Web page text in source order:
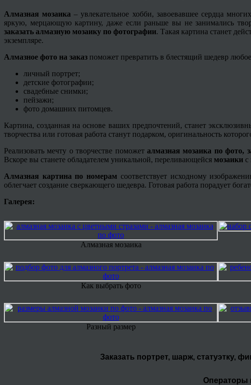
Алмазная мозаика – увлекательное хобби, завоевавшее сердца
яркую, мерцающую картину, даже если раньше вы не занимались
заказать алмазную мозаику по фотографии. Такая картина станет
экземпляре.
Алмазное фото на заказ поможет превратить в блестящий шедевр
личный портрет;
детские фотографии;
свадебные снимки;
пейзажи;
фото домашних питомцев.
Картина, созданная на основе ваших предпочтений, станет
творчества или готовая работа станут подарком, оригинальность
Реализовать мечту о творчестве поможеталмазная мозаика по фото,
Вскоре вы станете обладателем уникальной, переливающейся мозаики с
Алмазная картина по номерам соответствует исходному
облегчает создание сверкающего шедевра. Готовая работа порадует
Галерея:
Алмазная мозаика
Как выбрать фото
Разный размер
Заказать портрет, шарж, статуэтку,
Операторы